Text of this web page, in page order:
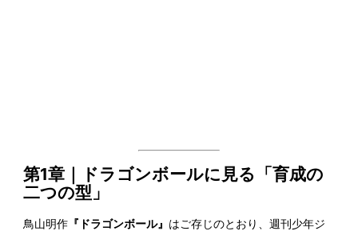
第1章｜ドラゴンボールに見る「育成の
二つの型」
鳥山明作 『ドラゴンボール』 はご存じのとおり、週刊少年ジ